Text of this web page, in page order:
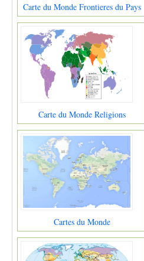
Carte du Monde Frontieres du Pays
Carte du Monde Religions
Cartes du Monde